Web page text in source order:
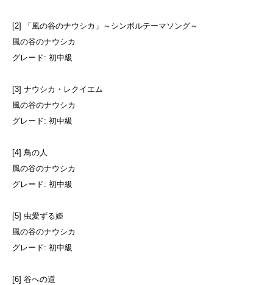
[2] 「風の谷のナウシカ」～シンボルテーマソング～
風の谷のナウシカ
グレード: 初中級
[3] ナウシカ・レクイエム
風の谷のナウシカ
グレード: 初中級
[4] 鳥の人
風の谷のナウシカ
グレード: 初中級
[5] 虫愛ずる姫
風の谷のナウシカ
グレード: 初中級
[6] 谷への道